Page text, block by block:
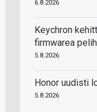
6.8.2026
Keychron
firmwarea
5.8.2026
Honor uudisti
5.8.2026